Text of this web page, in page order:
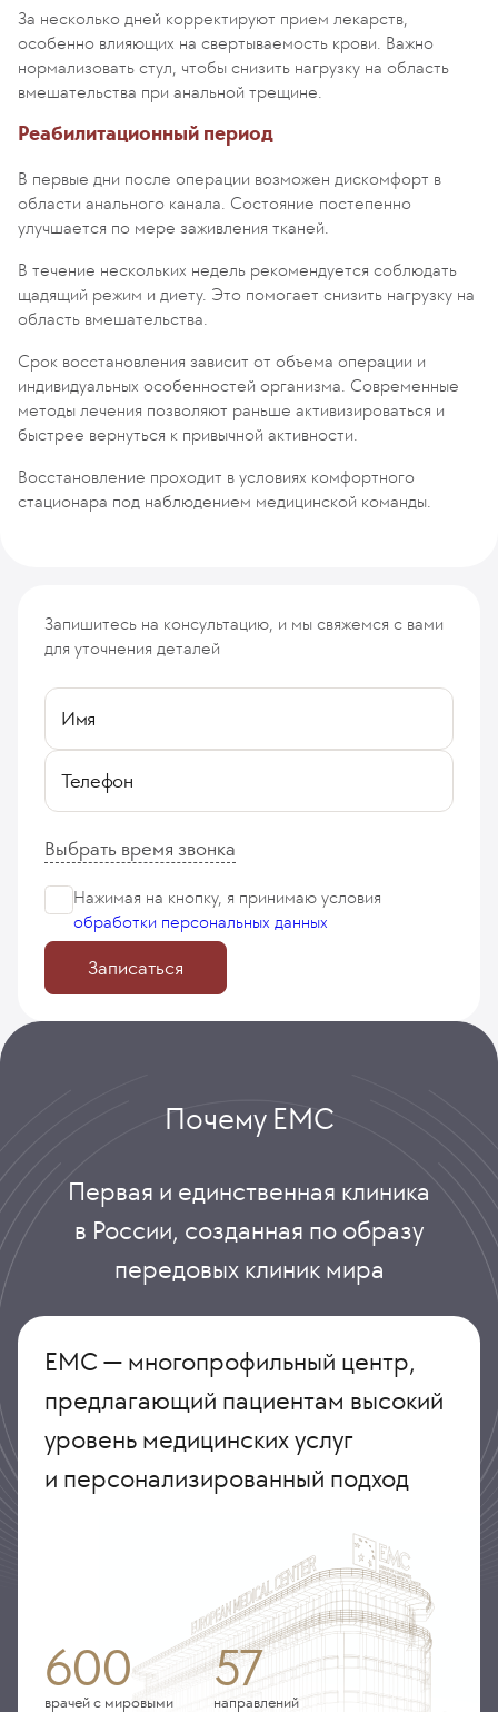
За несколько дней корректируют прием лекарств,
особенно влияющих на свертываемость крови. Важно
нормализовать стул, чтобы снизить нагрузку на область
вмешательства при анальной трещине.
Реабилитационный период
В первые дни после операции возможен дискомфорт в
области анального канала. Состояние постепенно
улучшается по мере заживления тканей.
В течение нескольких недель рекомендуется соблюдать
щадящий режим и диету. Это помогает снизить нагрузку на
область вмешательства.
Срок восстановления зависит от объема операции и
индивидуальных особенностей организма. Современные
методы лечения позволяют раньше активизироваться и
быстрее вернуться к привычной активности.
Восстановление проходит в условиях комфортного
стационара под наблюдением медицинской команды.
Запишитесь на консультацию, и мы свяжемся с вами
для уточнения деталей
Имя
Телефон
Выбрать время звонка
Нажимая на кнопку, я принимаю условия
обработки персональных данных
Записаться
Почему ЕМС
Первая и единственная клиника
в России, созданная по образу
передовых клиник мира
ЕМС — многопрофильный центр,
предлагающий пациентам высокий
уровень медицинских услуг
и персонализированный подход
600
врачей с мировыми
57
направлений